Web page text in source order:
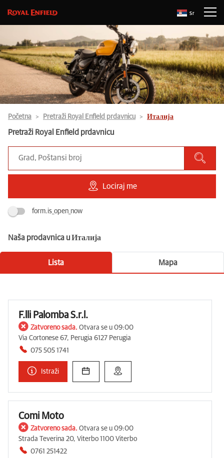
Sr
Početna Pretraži Royal Enfield prdavnicu Италија
Pretraži Royal Enfield prdavnicu
Lociraj me
form.is_open_now
Naša prodavnica u Италија
Lista Mapa
F.lli Palomba S.r.l.
Zatvoreno sada. Otvara se u 09:00
Via Cortonese 67, Perugia 6127 Perugia
075 505 1741
Istraži
Comi Moto
Zatvoreno sada. Otvara se u 09:00
Strada Teverina 20, Viterbo 1100 Viterbo
0761 251422